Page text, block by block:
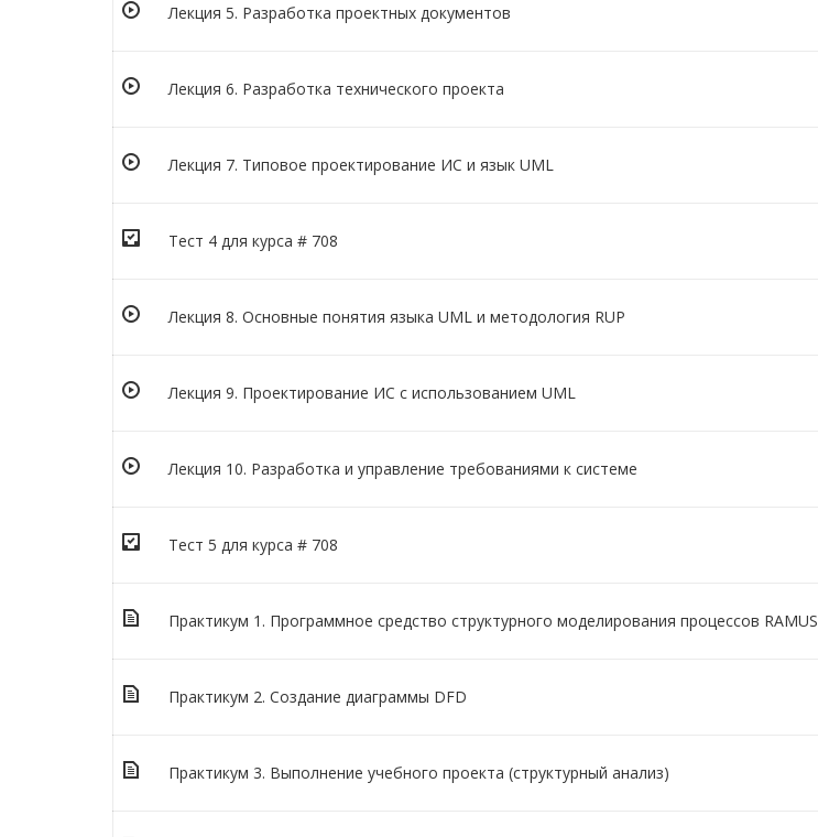
Лекция 5. Разработка проектных документов
Лекция 6. Разработка технического проекта
Лекция 7. Типовое проектирование ИС и язык UML
Тест 4 для курса # 708
Лекция 8. Основные понятия языка UML и методология RUP
Лекция 9. Проектирование ИС с использованием UML
Лекция 10. Разработка и управление требованиями к системе
Тест 5 для курса # 708
Практикум 1. Программное средство структурного моделирования процессов RAMUS
Практикум 2. Создание диаграммы DFD
Практикум 3. Выполнение учебного проекта (структурный анализ)